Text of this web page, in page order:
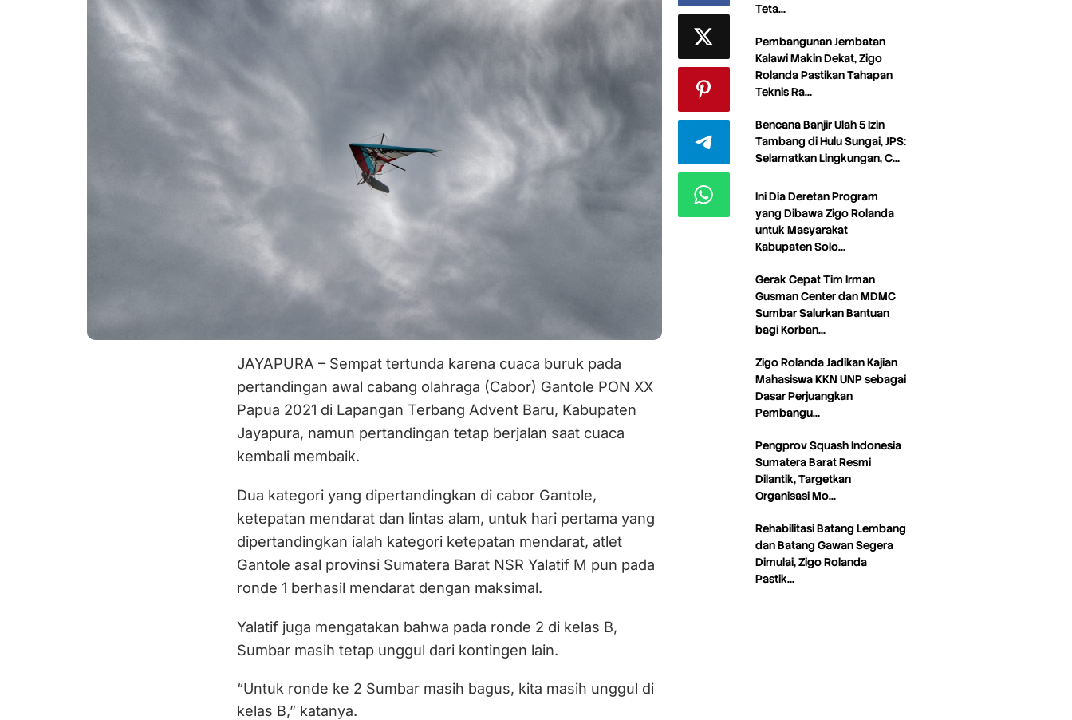
JAYAPURA – Sempat tertunda karena cuaca buruk pada
pertandingan awal cabang olahraga (Cabor) Gantole PON XX
Papua 2021 di Lapangan Terbang Advent Baru, Kabupaten
Jayapura, namun pertandingan tetap berjalan saat cuaca
kembali membaik.
Dua kategori yang dipertandingkan di cabor Gantole,
ketepatan mendarat dan lintas alam, untuk hari pertama yang
dipertandingkan ialah kategori ketepatan mendarat, atlet
Gantole asal provinsi Sumatera Barat NSR Yalatif M pun pada
ronde 1 berhasil mendarat dengan maksimal.
Yalatif juga mengatakan bahwa pada ronde 2 di kelas B,
Sumbar masih tetap unggul dari kontingen lain.
“Untuk ronde ke 2 Sumbar masih bagus, kita masih unggul di
kelas B,” katanya.
Teta…
Pembangunan Jembatan
Kalawi Makin Dekat, Zigo
Rolanda Pastikan Tahapan
Teknis Ra…
Bencana Banjir Ulah 5 Izin
Tambang di Hulu Sungai, JPS:
Selamatkan Lingkungan, C…
Ini Dia Deretan Program
yang Dibawa Zigo Rolanda
untuk Masyarakat
Kabupaten Solo…
Gerak Cepat Tim Irman
Gusman Center dan MDMC
Sumbar Salurkan Bantuan
bagi Korban…
Zigo Rolanda Jadikan Kajian
Mahasiswa KKN UNP sebagai
Dasar Perjuangkan
Pembangu…
Pengprov Squash Indonesia
Sumatera Barat Resmi
Dilantik, Targetkan
Organisasi Mo…
Rehabilitasi Batang Lembang
dan Batang Gawan Segera
Dimulai, Zigo Rolanda
Pastik…